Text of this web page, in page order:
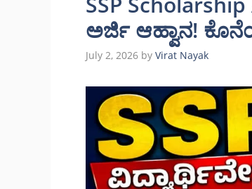
ಅರ್ಜಿ ಆಹ್ವಾನ!
July 2, 2026 by Virat Nayak